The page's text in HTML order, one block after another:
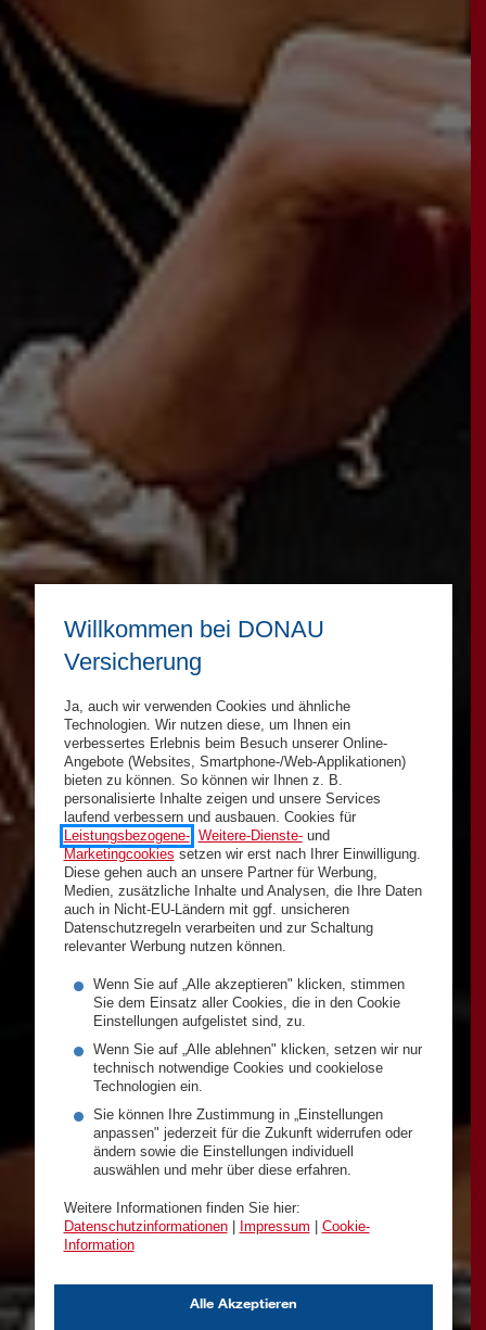
Willkommen bei DONAU
Versicherung
Ja, auch wir verwenden Cookies und ähnliche
Technologien. Wir nutzen diese, um Ihnen ein
verbessertes Erlebnis beim Besuch unserer Online-
Angebote (Websites, Smartphone-/Web-Applikationen)
bieten zu können. So können wir Ihnen z. B.
personalisierte Inhalte zeigen und unsere Services
laufend verbessern und ausbauen. Cookies für
Leistungsbezogene-, Weitere-Dienste-und
Marketingcookies setzen wir erst nach Ihrer Einwilligung.
Diese gehen auch an unsere Partner für Werbung,
Medien, zusätzliche Inhalte und Analysen, die Ihre Daten
auch in Nicht-EU-Ländern mit ggf. unsicheren
Datenschutzregeln verarbeiten und zur Schaltung
relevanter Werbung nutzen können.
Wenn Sie auf „Alle akzeptieren" klicken, stimmen
Sie dem Einsatz aller Cookies, die in den Cookie
Einstellungen aufgelistet sind, zu.
Wenn Sie auf „Alle ablehnen" klicken, setzen wir nur
technisch notwendige Cookies und cookielose
Technologien ein.
Sie können Ihre Zustimmung in „Einstellungen
anpassen" jederzeit für die Zukunft widerrufen oder
ändern sowie die Einstellungen individuell
auswählen und mehr über diese erfahren.
Weitere Informationen finden Sie hier:
Datenschutzinformationen| Impressum
Cookie-
Information
Alle Akzeptieren